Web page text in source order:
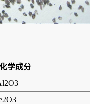
化学成分